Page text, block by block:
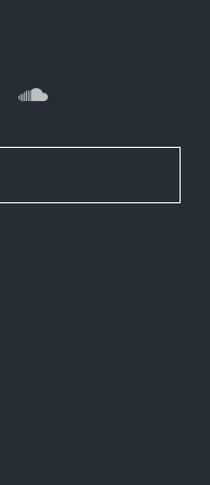
Flickr SoundCloud